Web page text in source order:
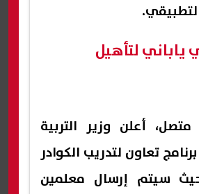
لتأهيل
أعلن وزير التربية
تعاون لتدريب الكوادر
حيث سيتم إرسال معلمين